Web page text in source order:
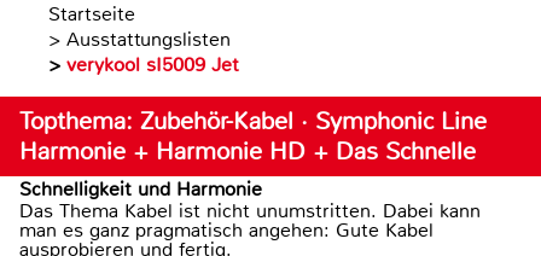
Startseite
> Ausstattungslisten
> verykool sI5009 Jet
Topthema: Zubehör-Kabel · Symphonic Line
Harmonie + Harmonie HD + Das Schnelle
Schnelligkeit und Harmonie
Das Thema Kabel ist nicht unumstritten. Dabei kann
man es ganz pragmatisch angehen: Gute Kabel
ausprobieren und fertig.